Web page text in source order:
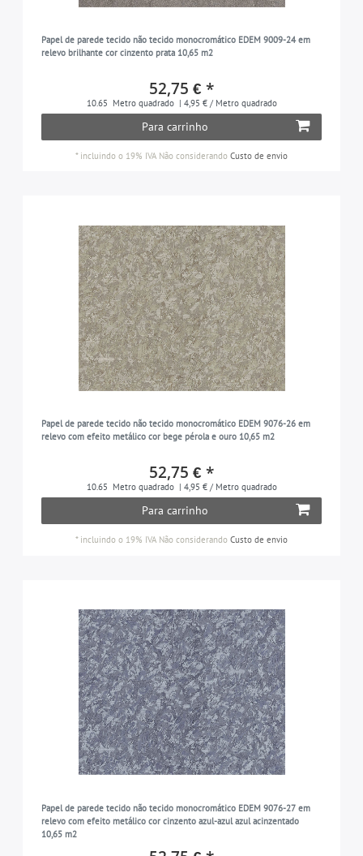
Papel de parede tecido não tecido monocromático EDEM 9009-24 em
relevo brilhante cor cinzento prata 10,65 m2
52,75 € *
10.65 Metro quadrado | 4,95 € / Metro quadrado
Para carrinho
* incluindo o 19% IVA Não considerando Custo de envio
Papel de parede tecido não tecido monocromático EDEM 9076-26 em
relevo com efeito metálico cor bege pérola e ouro 10,65 m2
52,75 € *
10.65 Metro quadrado | 4,95 € / Metro quadrado
Para carrinho
* incluindo o 19% IVA Não considerando Custo de envio
Papel de parede tecido não tecido monocromático EDEM 9076-27 em
relevo com efeito metálico cor cinzento azul-azul azul acinzentado
10,65 m2